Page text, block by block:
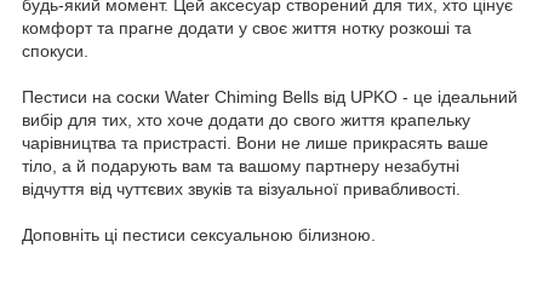
будь-який момент. Цей аксесуар створений для тих, хто цінує
комфорт та прагне додати у своє життя нотку розкоші та
спокуси.
Пестиси на соски Water Chiming Bells від UPKO - це ідеальний
вибір для тих, хто хоче додати до свого життя крапельку
чарівництва та пристрасті. Вони не лише прикрасять ваше
тіло, а й подарують вам та вашому партнеру незабутні
відчуття від чуттєвих звуків та візуальної привабливості.
Доповніть ці пестиси сексуальною білизною.